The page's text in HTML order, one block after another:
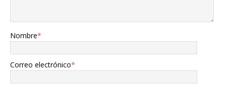
Nombre*
Correo electrónico*